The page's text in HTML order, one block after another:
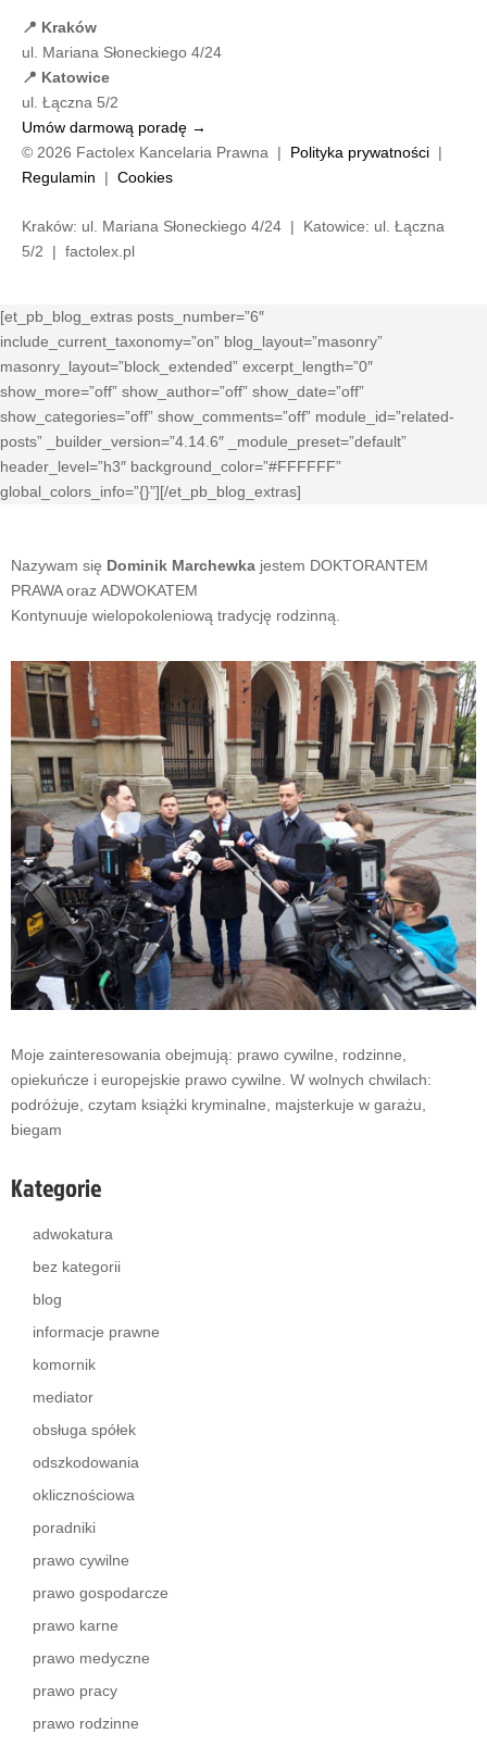
Nazywam się Dominik Marchewka jestem DOKTORANTEM
PRAWA oraz ADWOKATEM
Kontynuuje wielopokoleniową tradycję rodzinną.
Moje zainteresowania obejmują: prawo cywilne, rodzinne,
opiekuńcze i europejskie prawo cywilne. W wolnych chwilach:
podróżuje, czytam książki kryminalne, majsterkuje w garażu,
biegam
Kategorie
adwokatura
bez kategorii
blog
informacje prawne
komornik
mediator
obsługa spółek
odszkodowania
oklicznościowa
poradniki
prawo cywilne
prawo gospodarcze
prawo karne
prawo medyczne
prawo pracy
prawo rodzinne
📍 Kraków
ul. Mariana Słoneckiego 4/24
📍 Katowice
ul. Łączna 5/2
Umów darmową poradę →
© 2026 Factolex Kancelaria Prawna | Polityka prywatności |
Regulamin | Cookies
Kraków: ul. Mariana Słoneckiego 4/24 | Katowice: ul. Łączna
5/2 | factolex.pl
[et_pb_blog_extras posts_number=”6″
include_current_taxonomy=”on” blog_layout=”masonry”
masonry_layout=”block_extended” excerpt_length=”0″
show_more=”off” show_author=”off” show_date=”off”
show_categories=”off” show_comments=”off” module_id=”related-
posts” _builder_version=”4.14.6″ _module_preset=”default”
header_level=”h3″ background_color=”#FFFFFF”
global_colors_info=”{}”][/et_pb_blog_extras]